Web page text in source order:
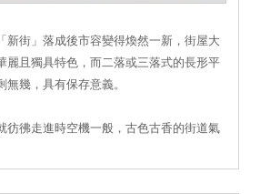
新街」落成後市容變得煥然一新，街屋大
麗且獨具特色，而二落或三落式的長形平
幾，具有保存意義。
彷彿走進時空機一般，古色古香的街道氣